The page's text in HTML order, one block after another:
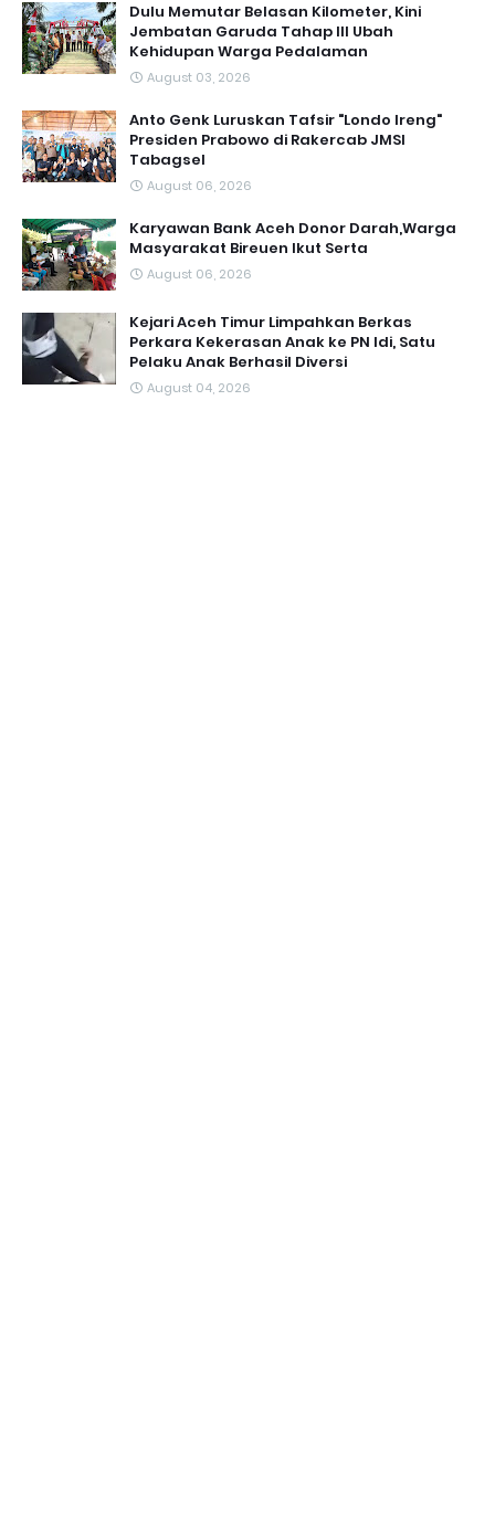
Dulu Memutar Belasan Kilometer, Kini
Jembatan Garuda Tahap III Ubah
Kehidupan Warga Pedalaman ‎
August 03, 2026
Anto Genk Luruskan Tafsir "Londo Ireng"
Presiden Prabowo di Rakercab JMSI
Tabagsel
August 06, 2026
Karyawan Bank Aceh Donor Darah,Warga
Masyarakat Bireuen Ikut Serta
August 06, 2026
Kejari Aceh Timur Limpahkan Berkas
Perkara Kekerasan Anak ke PN Idi, Satu
Pelaku Anak Berhasil Diversi
August 04, 2026